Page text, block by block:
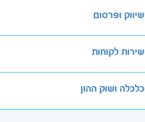
שיווק ופרסום
שירות לקוחות
כלכלה ושוק ההון